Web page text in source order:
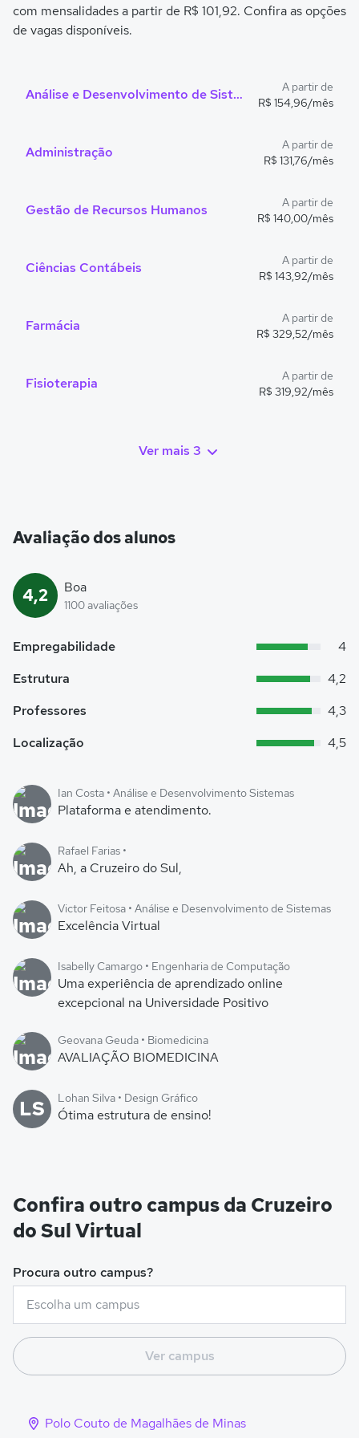
com mensalidades a partir de R$ 101,92. Confira as opções
de vagas disponíveis.
Análise e Desenvolvimento de Sistemas
A partir de
R$ 154,96/mês
Administração
A partir de
R$ 131,76/mês
Gestão de Recursos Humanos
A partir de
R$ 140,00/mês
Ciências Contábeis
A partir de
R$ 143,92/mês
Farmácia
A partir de
R$ 329,52/mês
Fisioterapia
A partir de
R$ 319,92/mês
Ver mais 3
Avaliação dos alunos
4,2 Boa
1100 avaliações
Empregabilidade
4
Estrutura
4,2
Professores
4,3
Localização
4,5
Ian Costa • Análise e Desenvolvimento Sistemas
Plataforma e atendimento.
Rafael Farias •
Ah, a Cruzeiro do Sul,
Victor Feitosa • Análise e Desenvolvimento de Sistemas
Excelência Virtual
Isabelly Camargo • Engenharia de Computação
Uma experiência de aprendizado online
excepcional na Universidade Positivo
Geovana Geuda • Biomedicina
AVALIAÇÃO BIOMEDICINA
LS Lohan Silva • Design Gráfico
Ótima estrutura de ensino!
Confira outro campus da Cruzeiro
do Sul Virtual
Procura outro campus?
Ver campus
Polo Couto de Magalhães de Minas